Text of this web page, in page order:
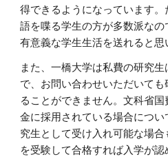
得できるようになっています
語を喋る学生の方が多数派な
有意義な学生生活を送れると思
また、一橋大学は私費の研究
で、お問い合わせいただいて
ることができません。文科省
金に採用されている場合につ
究生として受け入れ可能な場
を受験して合格すれば入学が